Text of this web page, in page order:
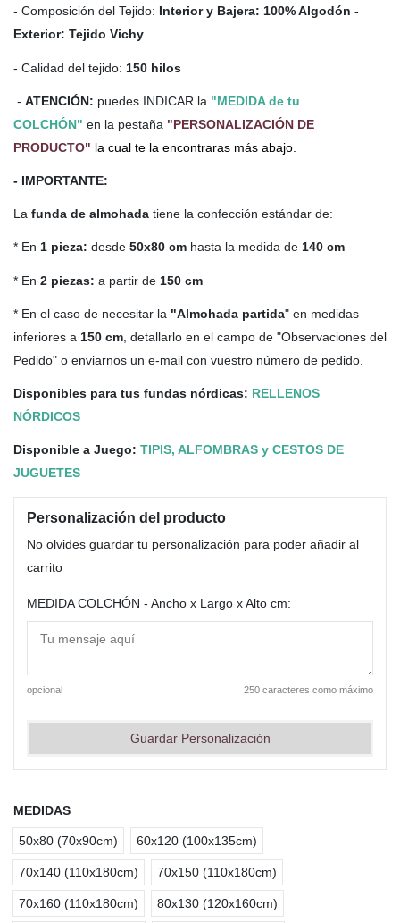
- Composición del Tejido: Interior y Bajera: 100% Algodón -
Exterior: Tejido Vichy
- Calidad del tejido: 150 hilos
- ATENCIÓN: puedes INDICAR la "MEDIDA de tu
COLCHÓN" en la pestaña "PERSONALIZACIÓN DE
PRODUCTO" la cual te la encontraras más abajo.
- IMPORTANTE:
La funda de almohada tiene la confección estándar de:
* En 1 pieza: desde 50x80 cm hasta la medida de 140 cm
* En 2 piezas: a partir de 150 cm
* En el caso de necesitar la "Almohada partida" en medidas
inferiores a 150 cm , detallarlo en el campo de "Observaciones del
Pedido" o enviarnos un e-mail con vuestro número de pedido.
Disponibles para tus fundas nórdicas: RELLENOS
NÓRDICOS
Disponible a Juego: TIPIS, ALFOMBRAS y CESTOS DE
JUGUETES
Personalización del producto
No olvides guardar tu personalización para poder añadir al
carrito
MEDIDA COLCHÓN - Ancho x Largo x Alto cm:
opcional 250 caracteres como máximo
Guardar Personalización
MEDIDAS
50x80 (70x90cm) 60x120 (100x135cm)
70x140 (110x180cm) 70x150 (110x180cm)
70x160 (110x180cm) 80x130 (120x160cm)